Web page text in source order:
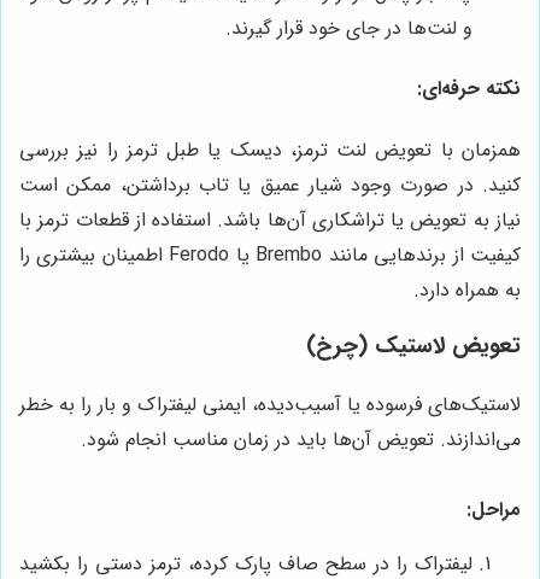
و لنت‌ها در جای خود قرار گیرند.
نکته حرفه‌ای:
همزمان با تعویض لنت ترمز، دیسک یا طبل ترمز را نیز بررسی
کنید. در صورت وجود شیار عمیق یا تاب برداشتن، ممکن است
نیاز به تعویض یا تراشکاری آن‌ها باشد. استفاده از قطعات ترمز با
کیفیت از برندهایی مانند Brembo یا Ferodo اطمینان بیشتری را
به همراه دارد.
تعویض لاستیک (چرخ)
لاستیک‌های فرسوده یا آسیب‌دیده، ایمنی لیفتراک و بار را به خطر
می‌اندازند. تعویض آن‌ها باید در زمان مناسب انجام شود.
مراحل:
لیفتراک را در سطح صاف پارک کرده، ترمز دستی را بکشید